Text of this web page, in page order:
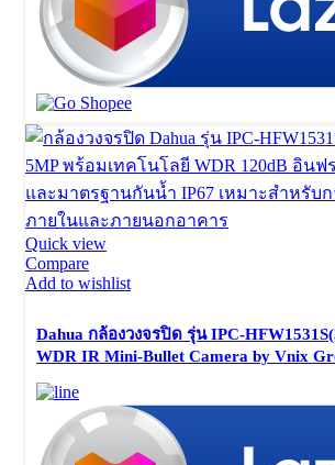
Quick view
Compare
Add to wishlist
Dahua กล้องวงจรปิด รุ่น IPC-
WDR IR Mini-Bullet Camera by Vnix